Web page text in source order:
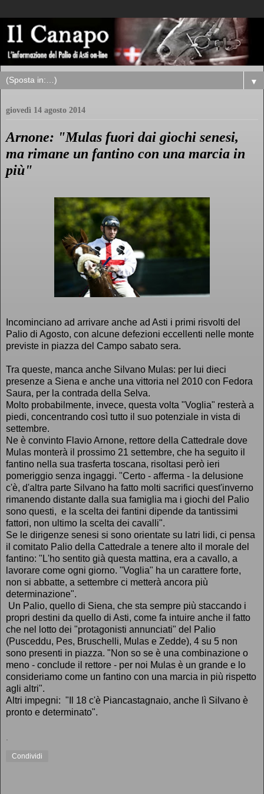
▼
giovedì 14 agosto 2014
Arnone: "Mulas fuori dai giochi senesi,
ma rimane un fantino con una marcia in
più"
Incominciano ad arrivare anche ad Asti i primi risvolti del
Palio di Agosto, con alcune defezioni eccellenti nelle monte
previste in piazza del Campo sabato sera.
Tra queste, manca anche Silvano Mulas: per lui dieci
presenze a Siena e anche una vittoria nel 2010 con Fedora
Saura, per la contrada della Selva.
Molto probabilmente, invece, questa volta "Voglia" resterà a
piedi, concentrando così tutto il suo potenziale in vista di
settembre.
Ne è convinto Flavio Arnone, rettore della Cattedrale dove
Mulas monterà il prossimo 21 settembre, che ha seguito il
fantino nella sua trasferta toscana, risoltasi però ieri
pomeriggio senza ingaggi. "Certo - afferma - la delusione
c'è, d'altra parte Silvano ha fatto molti sacrifici quest'inverno
rimanendo distante dalla sua famiglia ma i giochi del Palio
sono questi, e la scelta dei fantini dipende da tantissimi
fattori, non ultimo la scelta dei cavalli".
Se le dirigenze senesi si sono orientate su latri lidi, ci pensa
il comitato Palio della Cattedrale a tenere alto il morale del
fantino: "L'ho sentito già questa mattina, era a cavallo, a
lavorare come ogni giorno. "Voglia" ha un carattere forte,
non si abbatte, a settembre ci metterà ancora più
determinazione".
Un Palio, quello di Siena, che sta sempre più staccando i
propri destini da quello di Asti, come fa intuire anche il fatto
che nel lotto dei "protagonisti annunciati" del Palio
(Pusceddu, Pes, Bruschelli, Mulas e Zedde), 4 su 5 non
sono presenti in piazza. "Non so se è una combinazione o
meno - conclude il rettore - per noi Mulas è un grande e lo
consideriamo come un fantino con una marcia in più rispetto
agli altri".
Altri impegni: "Il 18 c'è Piancastagnaio, anche lì Silvano è
pronto e determinato".
.
Condividi